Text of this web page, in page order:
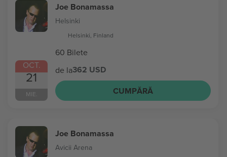
OCT.
21
MIE.
Joe Bonamassa
Helsinki
Helsinki, Finland
60 Bilete
de la362 USD
CUMPĂRĂ
Joe Bonamassa
Avicii Arena